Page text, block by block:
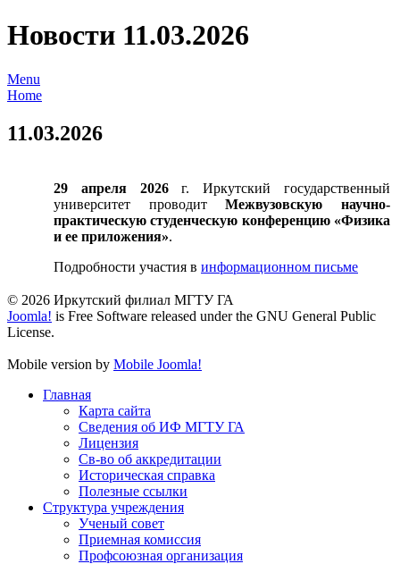
Новости 11.03.2026
Menu
Home
11.03.2026
29 апреля 2026г. Иркутский государственный
университет проводитМежвузовскую научно-
практическую студенческую конференцию «Физика
и ее приложения».
Подробности участия в информационном письме
© 2026 Иркутский филиал МГТУ ГА
Joomla! is Free Software released under the GNU General Public
License.
Mobile version by Mobile Joomla!
Главная
Карта сайта
Сведения об ИФ МГТУ ГА
Лицензия
Св-во об аккредитации
Историческая справка
Полезные ссылки
Структура учреждения
Ученый совет
Приемная комиссия
Профсоюзная организация